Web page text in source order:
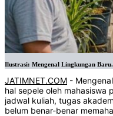
Ilustrasi: Mengenal Lingkungan
JATIMNET.COM -
hal sepele oleh mahasiswa
jadwal kuliah, tugas
belum benar-benar